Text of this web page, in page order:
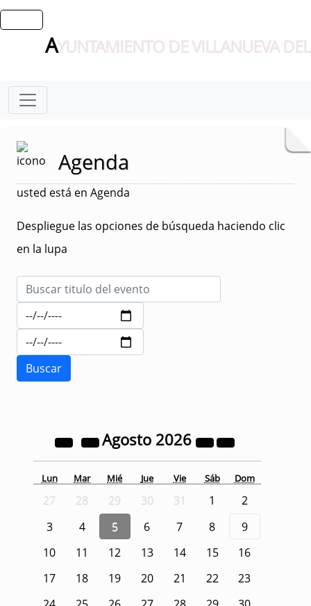
AYUNTAMIENTO DE VILLANUEVA
Agenda
usted está en Agenda
Despliegue las opciones de búsqueda haciendo clic
en la lupa
Agosto 2026
Lun Mar Mié Jue Vie Sáb Dom
27 28 29 30 31 1
2
3
4 5 6 7 8
9
10
11 12 13 14 15
16
17
18 19 20 21 22
23